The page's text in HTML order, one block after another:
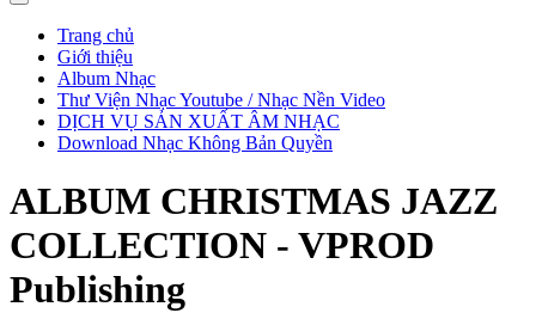
Trang chủ
Giới thiệu
Album Nhạc
Thư Viện Nhạc Youtube / Nhạc Nền Video
DỊCH VỤ SẢN XUẤT ÂM NHẠC
Download Nhạc Không Bản Quyền
ALBUM CHRISTMAS JAZZ
COLLECTION - VPROD
Publishing